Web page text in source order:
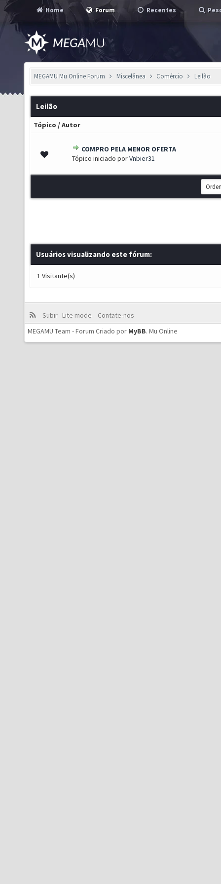
Home Forum Recentes
MEGAMU Mu Online Forum Miscelânea Comércio Leilão
Leilão
Tópico /Autor
COMPRO PELA MENOR OFERTA
Tópico iniciado porVnbier31
5 em média
Usuários visualizando este fórum:
1 Visitante(s)
Subir Lite mode
Contate-nos
MEGAMU Team - Forum Criado por MyBB. Mu Online